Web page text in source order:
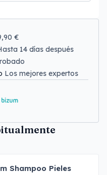
€
14 días después
Los mejores expertos
Shampoo Pieles